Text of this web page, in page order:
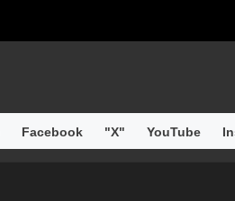
Facebook "X" YouTube